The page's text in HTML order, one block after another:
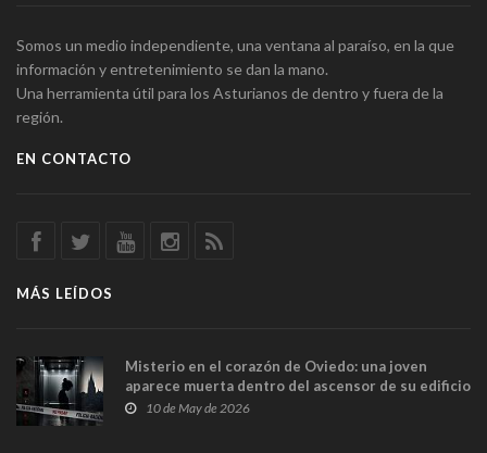
Somos un medio independiente, una ventana al paraíso, en la que
información y entretenimiento se dan la mano.
Una herramienta útil para los Asturianos de dentro y fuera de la
región.
EN CONTACTO
MÁS LEÍDOS
Misterio en el corazón de Oviedo: una joven
aparece muerta dentro del ascensor de su edificio
y las cámaras captan sus últimos minutos
10 de May de 2026